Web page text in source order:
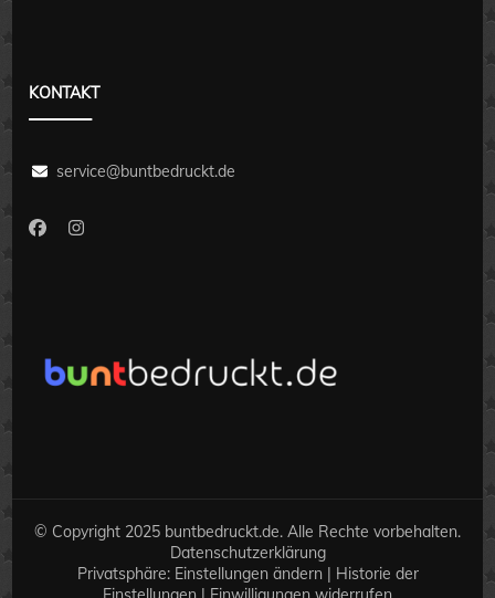
KONTAKT
service@buntbedruckt.de
© Copyright 2025 buntbedruckt.de. Alle Rechte vorbehalten.
Datenschutzerklärung
Privatsphäre: Einstellungen ändern
Historie der